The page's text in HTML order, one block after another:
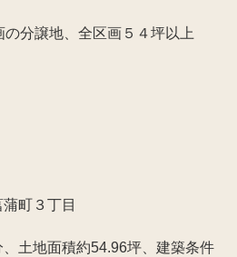
分譲地、全区画５４坪以上
町３丁目
土地面積約54.96坪、建築条件